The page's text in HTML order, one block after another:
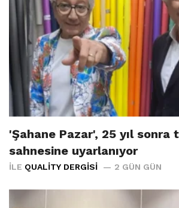
'Şahane Pazar', 25 yıl sonra
sahnesine uyarlanıyor
İLE QUALITY DERGISI 2 GÜN GÜN